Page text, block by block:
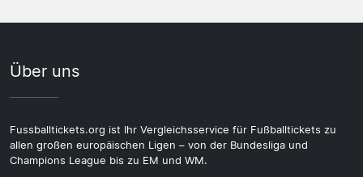
Über uns
Fussballtickets.org ist Ihr Vergleichsservice für Fußballtickets zu
allen großen europäischen Ligen – von der Bundesliga und
Champions League bis zu EM und WM.